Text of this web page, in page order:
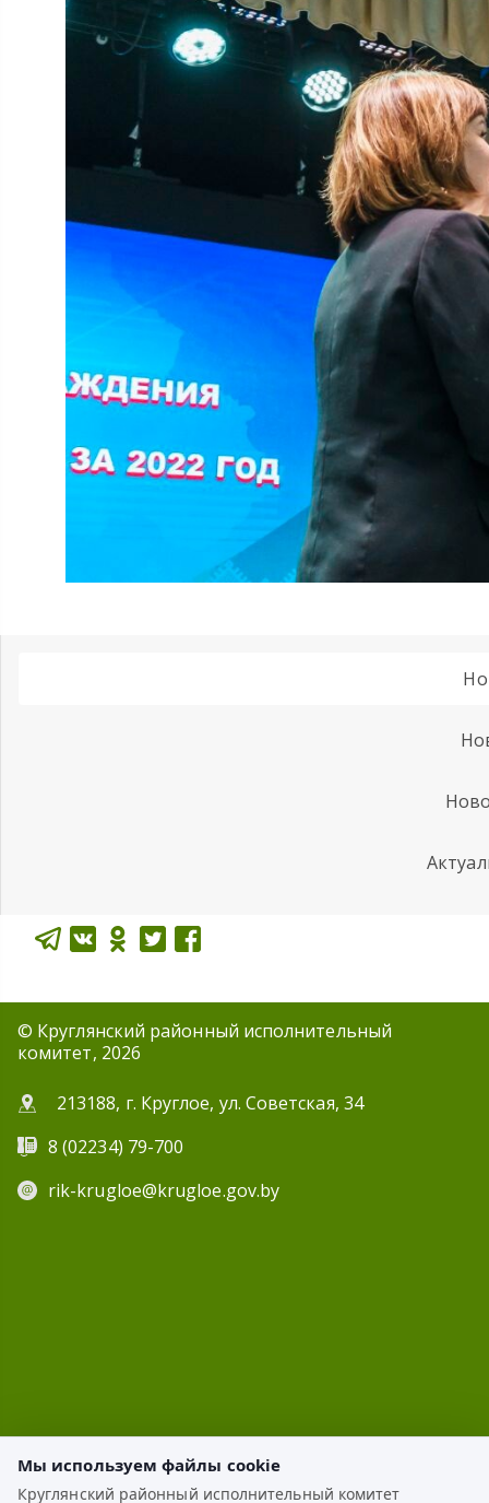
© Круглянский районный исполнительный
комитет, 2026
213188, г. Круглое, ул. Советская, 34
8 (02234) 79-700
rik-krugloe@krugloe.gov.by
Мы используем файлы cookie
Круглянский районный исполнительный комитет